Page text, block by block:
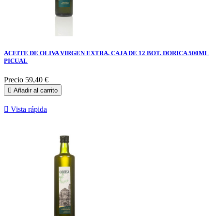
ACEITE DE OLIVA VIRGEN EXTRA. CAJA DE 12 BOT. DORICA 500ML
PICUAL
Precio 59,40 €
 Añadir al carrito
 Vista rápida